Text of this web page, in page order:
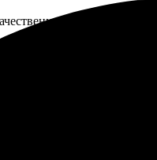
календари